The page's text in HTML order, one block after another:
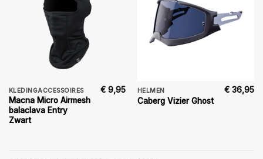
KLEDINGACCESSOIRES
Macna Micro Airmesh
balaclava Entry
Zwart
€ 9,95 HELMEN
Caberg Vizier Ghost
€ 36,95